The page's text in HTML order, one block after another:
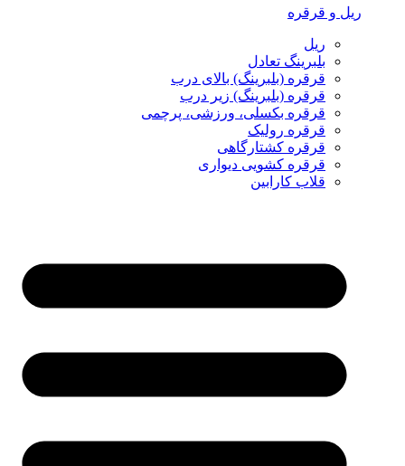
ریل و قرقره
ریل
بلبرینگ تعادل
قرقره (بلبرینگ) بالای درب
قرقره (بلبرینگ) زیر درب
قرقره بکسلی، ورزشی، پرچمی
قرقره رولیک
قرقره کشتارگاهی
قرقره کشویی دیواری
قلاب کارابین